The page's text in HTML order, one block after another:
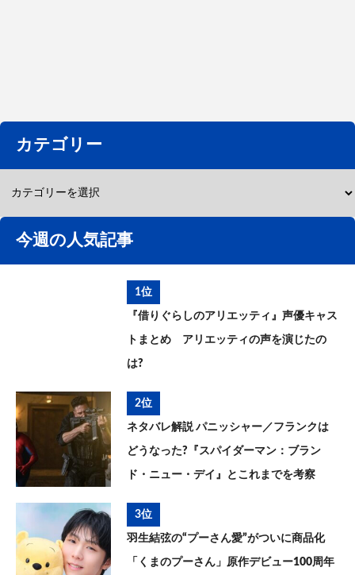
カテゴリー
今週の人気記事
1位
『借りぐらしのアリエッティ』声優キャス
トまとめ アリエッティの声を演じたの
は?
2位
ネタバレ解説 パニッシャー／フランクは
どうなった?『スパイダーマン：ブラン
ド・ニュー・デイ』とこれまでを考察
3位
羽生結弦の“プーさん愛”がついに商品化
「くまのプーさん」原作デビュー100周年